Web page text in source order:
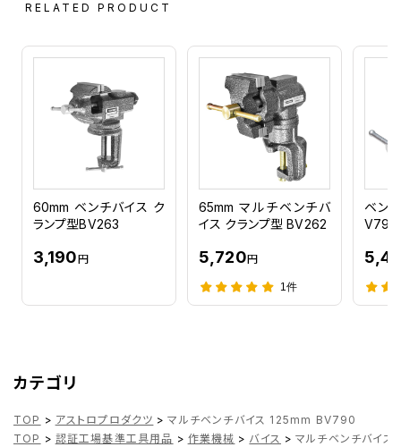
RELATED PRODUCT
60mm ベンチバイス ク
ランプ型BV263
3,190円
65mm マルチベンチバ
イス クランプ型 BV262
5,720円
1件
ベン
V791
カテゴリ
TOP > アストロプロダクツ > マルチベンチバイス 125mm BV790
TOP > 認証工場基準工具用品 > 作業機械 > バイス > マルチベンチバイ